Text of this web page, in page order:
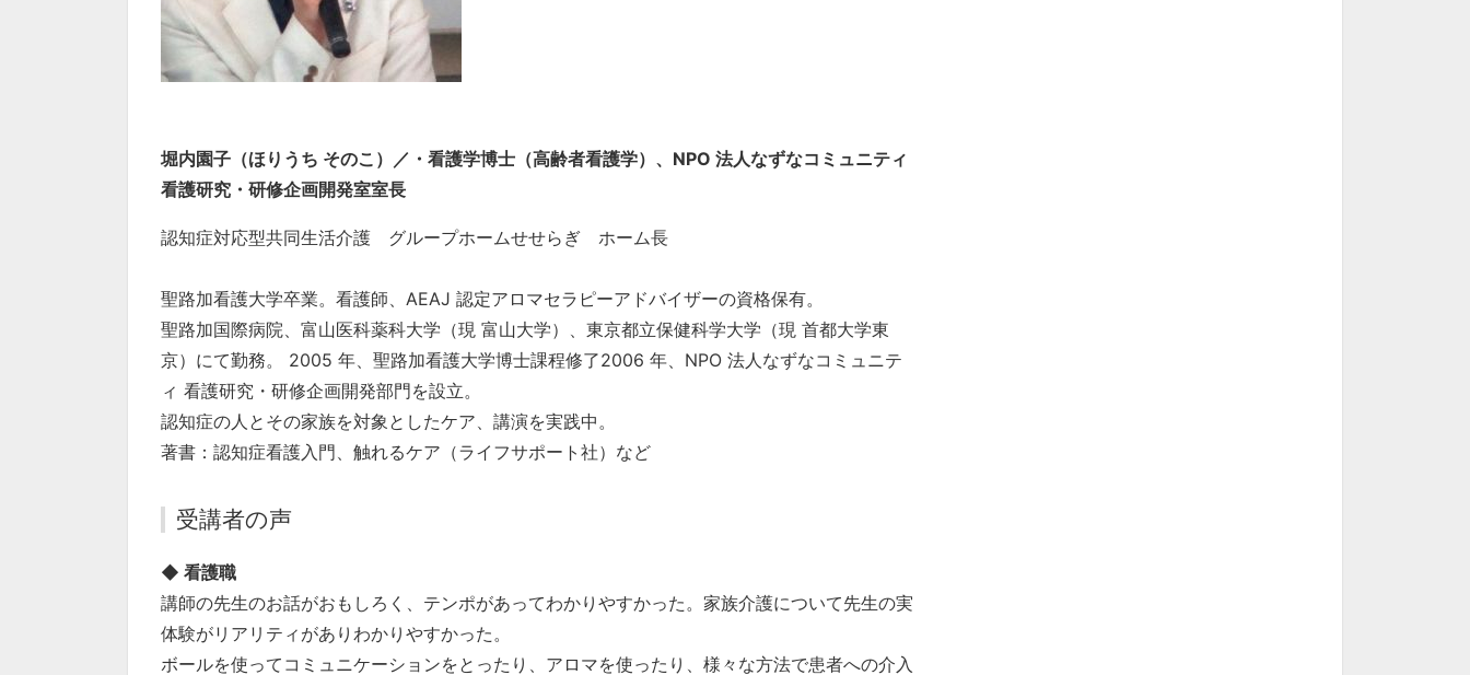
堀内園子（ほりうち そのこ）／・看護学博士（高齢者看護学）、NPO 法人なずなコミュニティ
看護研究・研修企画開発室室長
認知症対応型共同生活介護 グループホームせせらぎ ホーム長
聖路加看護大学卒業。看護師、AEAJ 認定アロマセラピーアドバイザーの資格保有。
聖路加国際病院、富山医科薬科大学（現 富山大学）、東京都立保健科学大学（現 首都大学東
京）にて勤務。 2005 年、聖路加看護大学博士課程修了2006 年、NPO 法人なずなコミュニテ
ィ 看護研究・研修企画開発部門を設立。
認知症の人とその家族を対象としたケア、講演を実践中。
著書：認知症看護入門、触れるケア（ライフサポート社）など
受講者の声
◆ 看護職
講師の先生のお話がおもしろく、テンポがあってわかりやすかった。家族介護について先生の実
体験がリアリティがありわかりやすかった。
ボールを使ってコミュニケーションをとったり、アロマを使ったり、様々な方法で患者への介入